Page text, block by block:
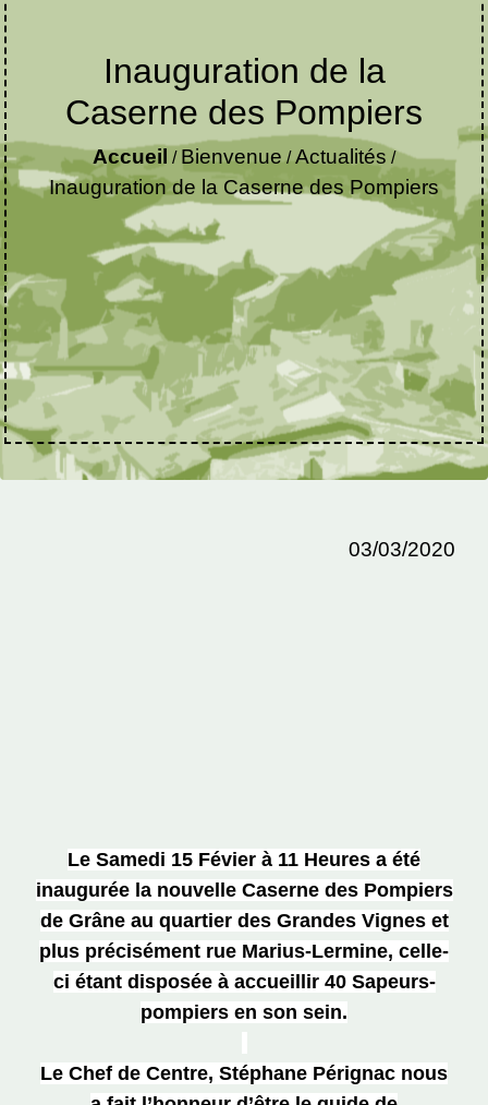
Inauguration de la
Caserne des Pompiers
Accueil / Bienvenue /Actualités /
Inauguration de la Caserne des Pompiers
03/03/2020
Le Samedi 15 Févier à 11 Heures a été
inaugurée la nouvelle Caserne des Pompiers
de Grâne au quartier des Grandes Vignes et
plus précisément rue Marius-Lermine, celle-
ci étant disposée à accueillir 40 Sapeurs-
pompiers en son sein.
Le Chef de Centre, Stéphane Pérignac nous